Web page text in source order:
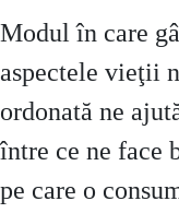
Modul în care
aspectele vieţii
ordonată ne
între ce ne face
pe care o